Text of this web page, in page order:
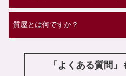
質屋とは何ですか？
「よくある質問